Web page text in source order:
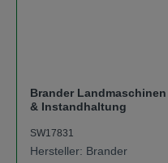
Brander
& Instandhaltung
SW17831
Hersteller: Brander